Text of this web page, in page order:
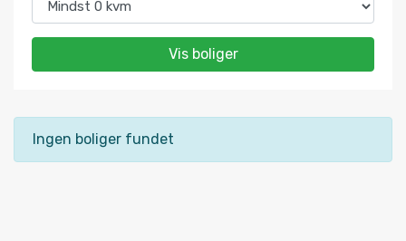
Vis boliger
Ingen boliger fundet